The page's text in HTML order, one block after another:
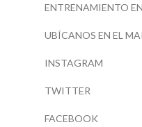
ENTRENAMIENTO
UBÍCANOS EN EL
INSTAGRAM
TWITTER
FACEBOOK